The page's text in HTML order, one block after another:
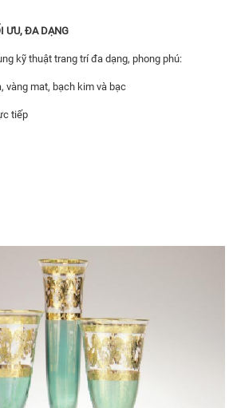
ƯU, ĐA DẠNG
kỹ thuật trang trí đa dạng, phong phú:
vàng mat, bạch kim và bạc
tiếp